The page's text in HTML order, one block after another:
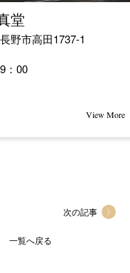
堂
野市高田1737-1
：00
一覧へ戻る
次の記事